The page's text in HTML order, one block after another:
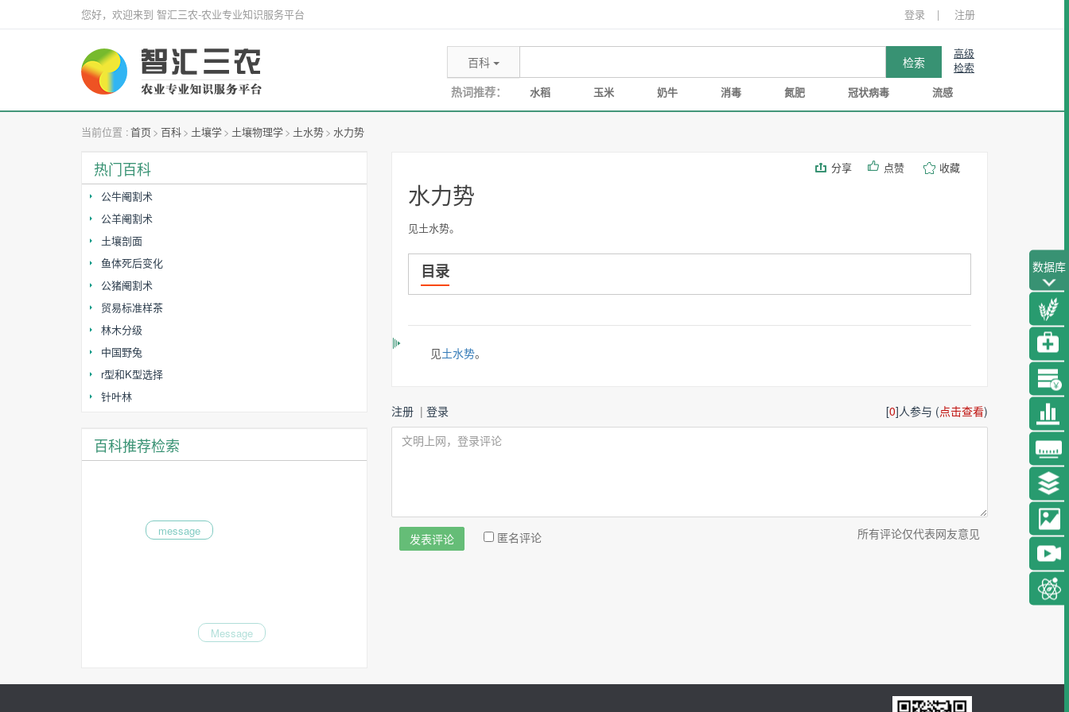
您好，欢迎来到 智汇三农-农业专业知识服务平台 登录 | 注册
百科
高级
检索
热词推荐： 水稻 玉米 奶牛 消毒 氮肥 冠状病毒 流感
当前位置 :首页 > 百科> 土壤学> 土壤物理学> 土水势> 水力势
热门百科
公牛阉割术
公羊阉割术
土壤剖面
鱼体死后变化
公猪阉割术
贸易标准样茶
林木分级
中国野兔
r型和K型选择
针叶林
百科推荐检索
Message
message
收藏
点赞
分享
水力势
见土水势。
目录
见土水势。
注册 | 登录 [0]人参与 (点击查看)
匿名评论 所有评论仅代表网友意见
数据库